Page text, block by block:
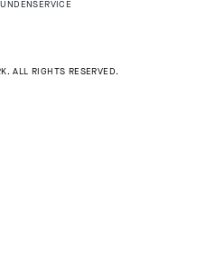
ALL RIGHTS RESERVED.